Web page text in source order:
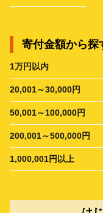
寄付金額から探
1万円以内
20,001～30,000円
50,001～100,000円
200,001～500,000円
1,000,001円以上